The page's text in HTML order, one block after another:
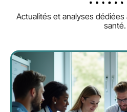
Actualités et analyses
santé.